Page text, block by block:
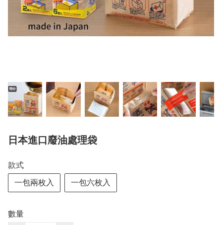
日本進口廢油處理袋
款式
一包兩枚入 一包六枚入
數量